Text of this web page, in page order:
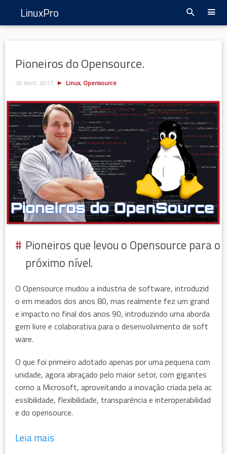
LinuxPro
Pioneiros do Opensource.
30 Abril, 2017 Linux, Opensource
Pioneiros que levou o Opensource para o
próximo nível.
O Opensource mudou a industria de software, introduzid
o em meados dos anos 80, mas realmente fez um grand
e impacto no final dos anos 90, introduzindo uma aborda
gem livre e colaborativa para o desenvolvimento de soft
ware.
O que foi primeiro adotado apenas por uma pequena com
unidade, agora abraçado pelo maior setor, com gigantes
como a Microsoft, aproveitando a inovação criada pela ac
essibilidade, flexibilidade, transparência e interoperabilidad
e do opensource.
Leia mais